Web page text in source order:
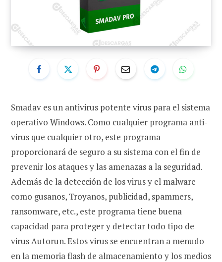
Smadav es un antivirus potente virus para el sistema
operativo Windows. Como cualquier programa anti-
virus que cualquier otro, este programa
proporcionará de seguro a su sistema con el fin de
prevenir los ataques y las amenazas a la seguridad.
Además de la detección de los virus y el malware
como gusanos, Troyanos, publicidad, spammers,
ransomware, etc., este programa tiene buena
capacidad para proteger y detectar todo tipo de
virus Autorun. Estos virus se encuentran a menudo
en la memoria flash de almacenamiento y los medios